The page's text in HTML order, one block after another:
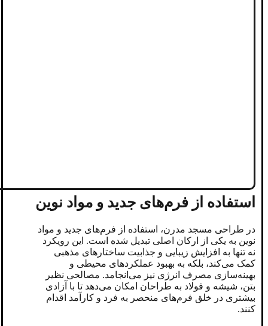
استفاده از فرم‌های جدید و مواد نوین
در طراحی مسجد مدرن، استفاده از فرم‌های جدید و مواد
نوین به یکی از ارکان اصلی تبدیل شده است. این رویکرد
نه تنها به افزایش زیبایی و جذابیت ساختارهای مذهبی
کمک می‌کند، بلکه به بهبود عملکردهای محیطی و
بهینه‌سازی مصرف انرژی نیز می‌انجامد. مصالحی نظیر
بتن، شیشه و فولاد به طراحان امکان می‌دهد تا با آزادی
بیشتری در خلق فرم‌های منحصر به فرد و کارآمد اقدام
کنند.